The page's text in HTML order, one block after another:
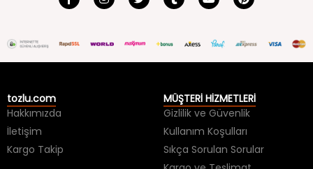
Hakkımızda
İletişim
Kargo Takip
Gizlilik ve Güvenlik
Kullanım Koşulları
Sıkça Sorulan Sorular
Kargo ve Teslimat
İade ve Değişim